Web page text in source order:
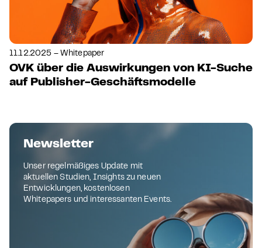
11.12.2025 – Whitepaper
OVK über die Auswirkungen von KI-Suche
auf Publisher-Geschäftsmodelle
Newsletter
Unser regelmäßiges Update mit
aktuellen Studien, Insights zu neuen
Entwicklungen, kostenlosen
Whitepapers und interessanten Events.